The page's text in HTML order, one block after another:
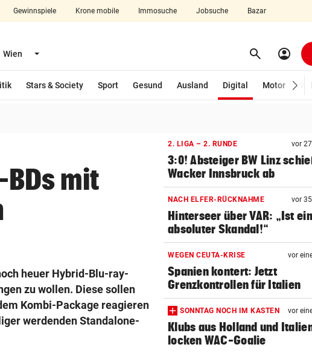
Gewinnspiele Krone mobile Immosuche Jobsuche Bazar
Wien Menü aufklappen search Suchen
account_circle
Stars & Society Sport Gesund Ausland Digital
Motor
mit
heuer Hybrid-Blu-ray-
zu wollen. Diese sollen
Kombi-Package reagieren
werdenden Standalone-
2. LIGA – 2. RUNDE vor
3:0! Absteiger BW Linz
Wacker Innsbruck ab
NACH ELFER-RÜCKNAHME vor
Hinterseer über VAR: „Ist ein
absoluter Skandal!“
WEGEN CEUTA-KRISE vor
Spanien kontert: Jetzt
Grenzkontrollen für Italien
SONNTAG NOCH IM KASTEN vor
Klubs aus Holland und
locken WAC-Goalie